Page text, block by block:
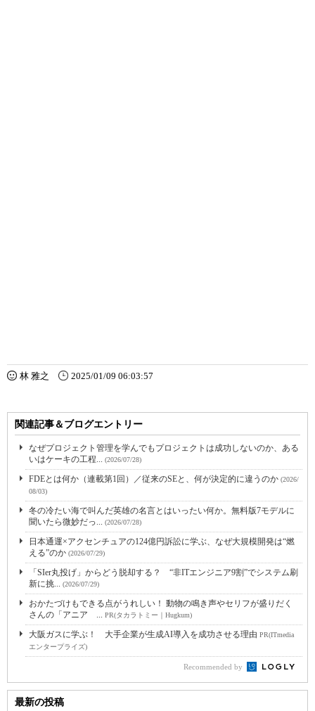
林 雅之 2025/01/09 06:03:57
関連記事＆ブログエントリー
なぜプロジェクト管理を学んでもプロジェクトは成功しないのか、ある
いはケーキの工程... (2026/07/28)
FDEとは何か（連載第1回）／従来のSEと、何が決定的に違うのか (2026/
08/03)
冬の冷たい海で叫んだ英雄の名言とはいったい何か。無料版7モデルに
聞いたら微妙だっ... (2026/07/28)
日本通運×アクセンチュアの124億円訴訟に学ぶ、なぜ大規模開発は“燃
える”のか (2026/07/29)
「SIer丸投げ」からどう脱却する？ “非ITエンジニア9割”でシステム刷
新に挑... (2026/07/29)
おかたづけもできる点がうれしい！ 動物の鳴き声やセリフが盛りだく
さんの「アニア ... PR(タカラトミー｜Hugkum)
大阪ガスに学ぶ！ 大手企業が生成AI導入を成功させる理由 PR(ITmedia
エンタープライズ)
Recommended by
最新の投稿